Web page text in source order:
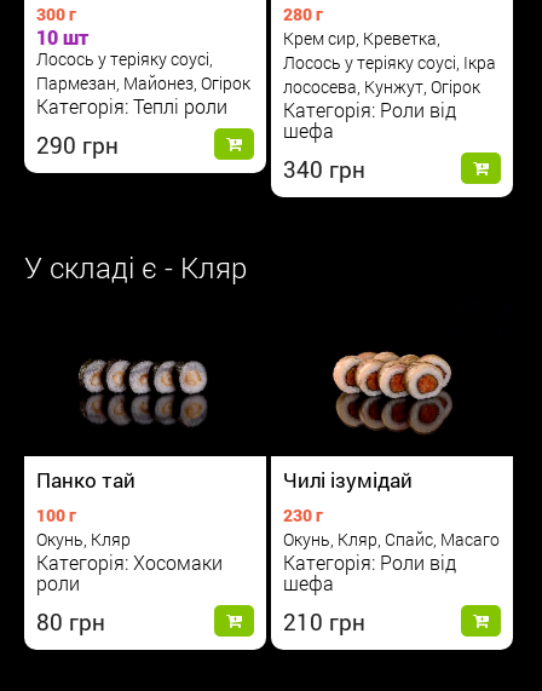
300 г
10 шт
Лосось у теріяку соусі,
Пармезан, Майонез, Огірок
Категорія: Теплі роли
290
280 г
Крем сир, Креветка,
Лосось у теріяку соусі, Ікра
лососева, Кунжут, Огірок
Категорія: Роли від
шефа
340
У складі є - Кляр
Панко тай
100 г
Окунь, Кляр
Категорія: Хосомаки
роли
80
Чилі ізумідай
230 г
Окунь, Кляр, Спайс, Масаго
Категорія: Роли від
шефа
210